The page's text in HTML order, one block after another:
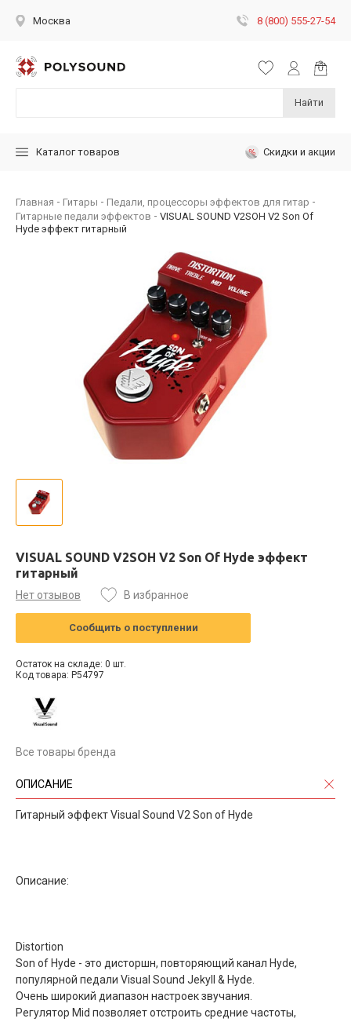
Москва 8 (800) 555-27-54
Найти
Каталог товаров Скидки и акции
Главная Гитары
Педали, процессоры эффектов для гитар
Гитарные педали эффектов
VISUAL SOUND V2SOH V2 Son Of
Hyde эффект гитарный
VISUAL SOUND V2SOH V2 Son Of Hyde эффект
гитарный
Нет отзывов В избранное
Сообщить о поступлении
Остаток на складе: 0 шт.
Код товара: P54797
Все товары бренда
ОПИСАНИЕ
Гитарный эффект Visual Sound V2 Son of Hyde
Описание:
Distortion
Son of Hyde - это дисторшн, повторяющий канал Hyde,
популярной педали Visual Sound Jekyll & Hyde.
Очень широкий диапазон настроек звучания.
Регулятор Mid позволяет отстроить средние частоты,